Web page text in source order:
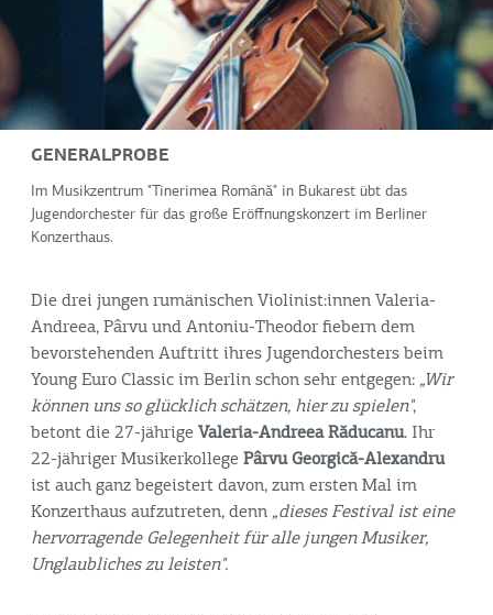
GENERALPROBE
Im Musikzentrum "Tinerimea Română" in Bukarest übt das
Jugendorchester für das große Eröffnungskonzert im Berliner
Konzerthaus.
Die drei jungen rumänischen Violinist:innen Valeria-
Andreea, Pârvu und Antoniu-Theodor fiebern dem
bevorstehenden Auftritt ihres Jugendorchesters beim
Young Euro Classic im Berlin schon sehr entgegen: „Wir
können uns so glücklich schätzen, hier zu spielen",
betont die 27-jährige Valeria-Andreea Răducanu. Ihr
22-jähriger Musikerkollege Pârvu Georgică-Alexandru
ist auch ganz begeistert davon, zum ersten Mal im
Konzerthaus aufzutreten, denn „dieses Festival ist eine
hervorragende Gelegenheit für alle jungen Musiker,
Unglaubliches zu leisten".